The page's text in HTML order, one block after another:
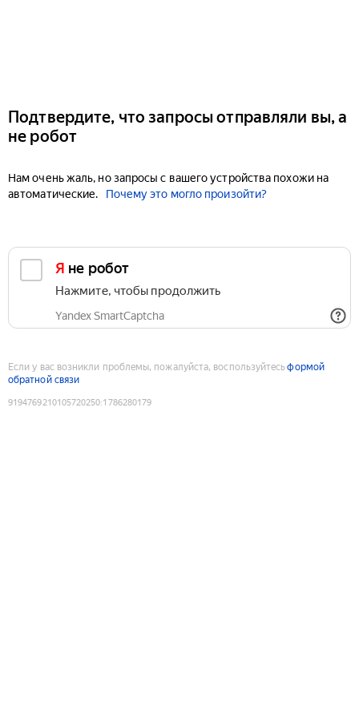
Подтвердите, что запросы отправляли вы, а
не робот
Нам очень жаль, но запросы с вашего устройства похожи на
автоматические.
Почему это могло произойти?
Я не робот
Нажмите, чтобы продолжить
Yandex SmartCaptcha
Если у вас возникли проблемы, пожалуйста, воспользуйтесьформой
обратной связи
9194769210105720250:1786280179